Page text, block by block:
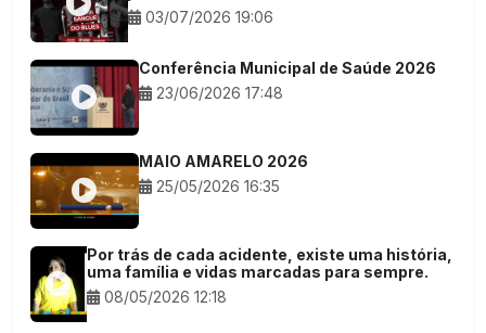
03/07/2026 19:06
Conferência Municipal de Saúde 2026
23/06/2026 17:48
MAIO AMARELO 2026
25/05/2026 16:35
Por trás de cada acidente, existe uma história,
uma família e vidas marcadas para sempre.
08/05/2026 12:18